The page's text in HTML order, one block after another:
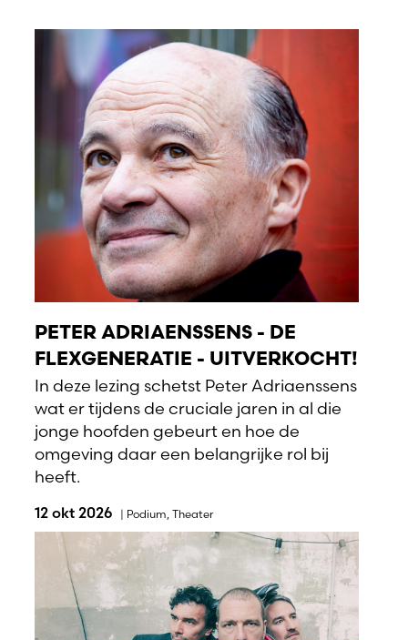
PETER ADRIAENSSENS - DE
FLEXGENERATIE - UITVERKOCHT!
In deze lezing schetst Peter Adriaenssens
wat er tijdens de cruciale jaren in al die
jonge hoofden gebeurt en hoe de
omgeving daar een belangrijke rol bij
heeft.
12 okt 2026 | Podium Theater